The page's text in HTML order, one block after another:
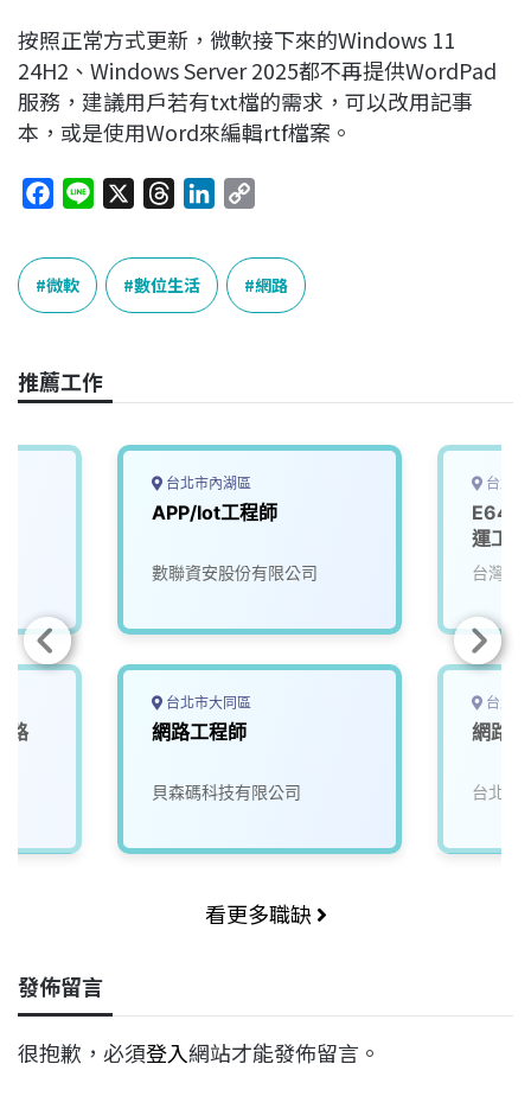
按照正常方式更新，微軟接下來的Windows 11
24H2、Windows Server 2025都不再提供WordPad
服務，建議用戶若有txt檔的需求，可以改用記事
本，或是使用Word來編輯rtf檔案。
c
e
b
o
k
e
r
e
a
k
n
p
y
L
k
微軟 數位生活 網路
推薦工作
路
台北市內湖區
APP/Iot工程師
數聯資安股份有限公司
台北市大同區
網路工程師
貝森碼科技有限公司
台北
E64
運工
台灣大
台北
網路
台北市
看更多職缺
發佈留言
很抱歉，必須登入網站才能發佈留言。